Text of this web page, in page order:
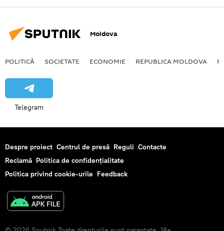
Moldova
POLITICĂ SOCIETATE ECONOMIE REPUBLICA MOLDOVA
Telegram
Despre proiect Centrul de presă Reguli Contacte
Reclamă Politica de confidențialitate
Politica privind cookie-urile Feedback